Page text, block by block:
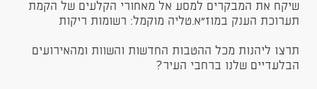
שיקח את המבקרים למסע אל מאחורי הקלעים של הקמת
תערוכת הענק במוז"א.טליה מוקמל: רשומות ריקות
תרצו ליהנות מכל ההטבות החדשות והשוות ומהאירועים
הבלעדיים שלנו ברחבי העיר?